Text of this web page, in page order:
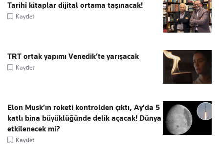
Tarihî kitaplar dijital ortama taşınacak!
Kaydet
TRT ortak yapımı Venedik’te yarışacak
Kaydet
Elon Musk’ın roketi kontrolden çıktı, Ay'da 5
katlı bina büyüklüğünde delik açacak! Dünya
etkilenecek mi?
Kaydet